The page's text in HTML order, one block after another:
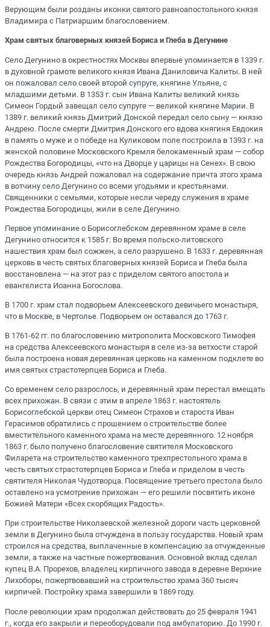
Верующим были розданы иконки святого равноапостольного князя
Владимира с Патриаршим благословением.
Храм святых благоверных князей Бориса и Глеба в Дегунине
Село Дегунино в окрестностях Москвы впервые упоминается в 1339 г.
в духовной грамоте великого князя Ивана Даниловича Калиты. В ней
он пожаловал село своей второй супруге, княгине Ульяне, с
младшими детьми. В 1353 г. сын Ивана Калиты великий князь
Симеон Гордый завещал село супруге — великой княгине Марии. В
1389 г. великий князь Дмитрий Донской передал село сыну — князю
Андрею. После смерти Дмитрия Донского его вдова княгиня Евдокия
в память о муже и о победе на Куликовом поле построила в 1393 г. на
женской половине Московского Кремля белокаменный храм — собор
Рождества Богородицы, «что на Дворце у царицы на Сенех». В свою
очередь князь Андрей пожаловал на содержание причта этого храма
в вотчину село Дегунино со всеми угодьями и крестьянами.
Священники с семьями, которые несли череду служения в храме
Рождества Богородицы, жили в селе Дегунино.
Первое упоминание о Борисоглебском деревянном храме в селе
Дегунино относится к 1585 г. Во время польско-литовского
нашествия храм был сожжен, а село разрушено. В 1633 г. деревянная
церковь в честь святых благоверных князей Бориса и Глеба была
восстановлена — на этот раз с приделом святого апостола и
евангелиста Иоанна Богослова.
В 1700 г. храм стал подворьем Алексеевского девичьего монастыря,
что в Москве, в Чертолье. Подворьем он оставался до 1763 г.
В 1761-62 гг. по благословению митрополита Московского Тимофея
на средства Алексеевского монастыря в селе из-за ветхости старой
была построена новая деревянная церковь на каменном подклете во
имя святых страстотерпцев Бориса и Глеба.
Со временем село разрослось, и деревянный храм перестал вмещать
всех прихожан. В связи с этим в апреле 1863 г. настоятель
Борисоглебской церкви отец Симеон Страхов и староста Иван
Герасимов обратились с прошением о строительстве более
вместительного каменного храма на месте деревянного. 12 ноября
1863 г. было получено благословение святителя Московского
Филарета на строительство каменного трехпрестольного храма в
честь святых страстотерпцев Бориса и Глеба и приделом в честь
святителя Николая Чудотворца. Посвящение третьего престола было
оставлено на усмотрение прихожан — его решили посвятить иконе
Божией Матери «Всех скорбящих Радость».
При строительстве Николаевской железной дороги часть церковной
земли в Дегунино была отчуждена в пользу государства. Новый храм
строился на средства, выплаченные в компенсацию за отчужденные
земли, а также на частные пожертвования. Основной вклад сделал
купец В.А. Прорехов, владелец кирпичного завода в деревне Верхние
Лихоборы, пожертвовавший на строительство храма 360 тысяч
кирпичей. Постройку храма завершили в 1869 году.
После революции храм продолжал действовать до 25 февраля 1941
г., когда его закрыли и переоборудовали под амбулаторию. До 1990 г.